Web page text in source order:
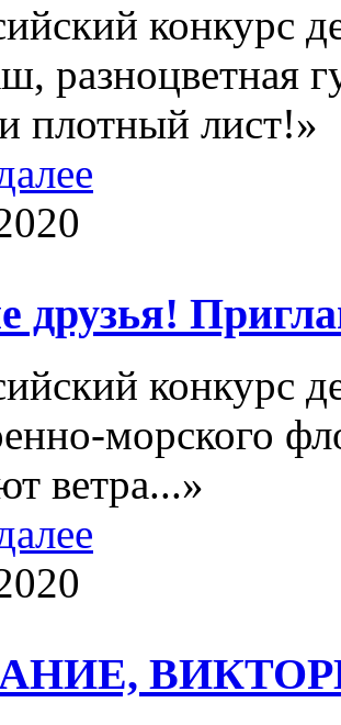
конкурс
разноцветная
плотный
друзья!
конкурс
морского
ветра...»